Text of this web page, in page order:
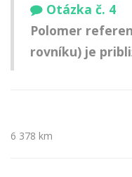
Otázka č. 4
Polomer
rovníku) je
6 378 km